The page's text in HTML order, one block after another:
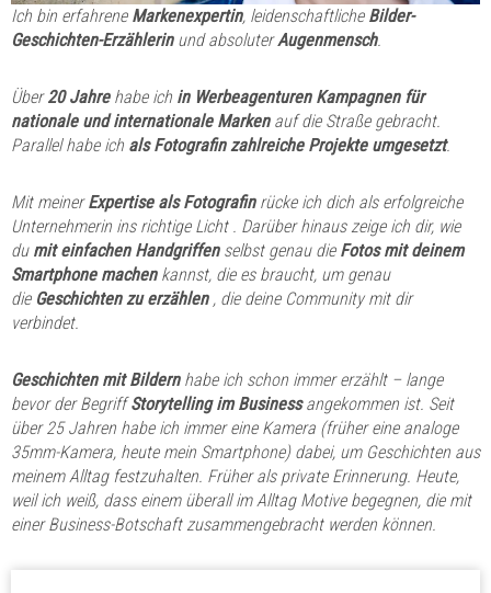
Ich bin erfahrene Markenexpertin, leidenschaftliche Bilder-
Geschichten-Erzählerinund absoluterAugenmensch.
Über20 Jahrehabe ich in Werbeagenturen Kampagnen für
nationale und internationale Markenauf die Straße gebracht.
Parallel habe ich als Fotografin zahlreiche Projekte umgesetzt.
Mit meinerExpertise als Fotografinrücke ich dich als erfolgreiche
Unternehmerin ins richtige Licht . Darüber hinaus zeige ich dir, wie
du mit einfachen Handgriffenselbst genau die Fotos mit deinem
Smartphone machenkannst, die es braucht, um genau
dieGeschichten zu erzählen, die deine Community mit dir
verbindet.
Geschichten mit Bildern habe ich schon immer erzählt – lange
bevor der BegriffStorytelling im Businessangekommen ist. Seit
über 25 Jahren habe ich immer eine Kamera (früher eine analoge
35mm-Kamera, heute mein Smartphone) dabei, um Geschichten aus
meinem Alltag festzuhalten. Früher als private Erinnerung. Heute,
weil ich weiß, dass einem überall im Alltag Motive begegnen, die mit
einer Business-Botschaft zusammengebracht werden können.